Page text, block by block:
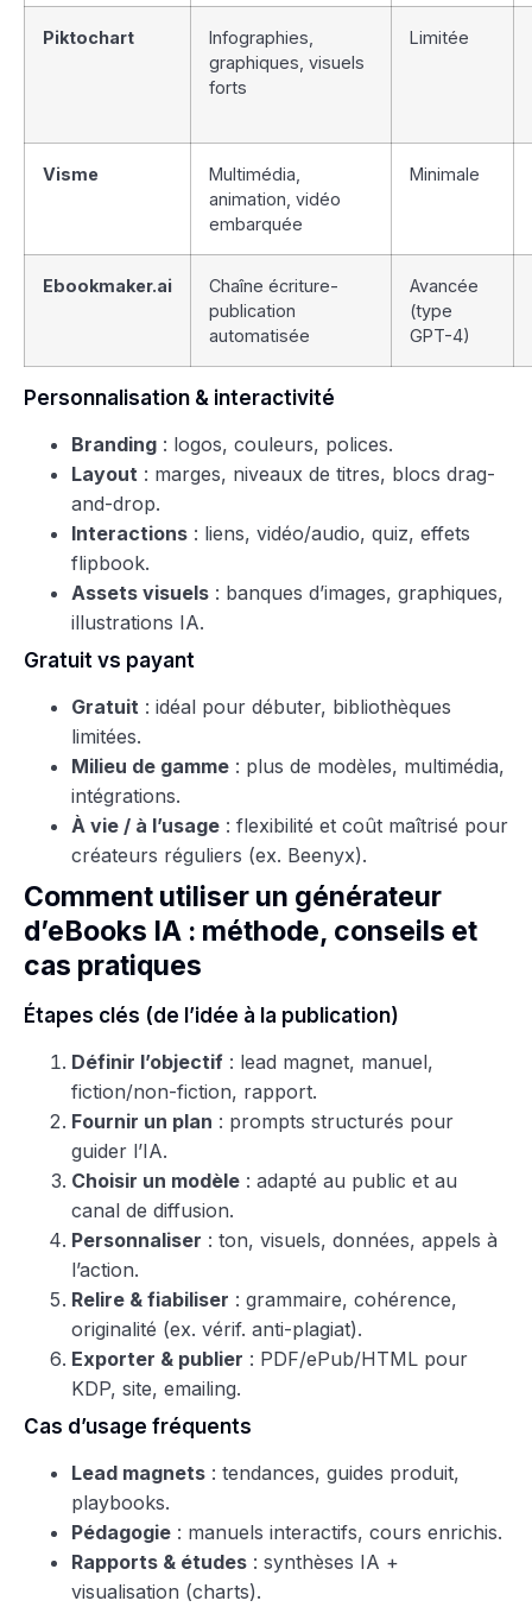
Piktochart
Infographies,
graphiques, visuels
forts
Limitée
Visme
Multimédia,
animation, vidéo
embarquée
Minimale
Ebookmaker.ai
Chaîne écriture-
publication
automatisée
Avancée
(type
GPT-4)
Personnalisation & interactivité
Branding : logos, couleurs, polices.
Layout : marges, niveaux de titres, blocs drag-
and-drop.
Interactions : liens, vidéo/audio, quiz, effets
flipbook.
Assets visuels : banques d’images, graphiques,
illustrations IA.
Gratuit vs payant
Gratuit : idéal pour débuter, bibliothèques
limitées.
Milieu de gamme : plus de modèles, multimédia,
intégrations.
À vie / à l’usage : flexibilité et coût maîtrisé pour
créateurs réguliers (ex. Beenyx).
Comment utiliser un générateur
d’eBooks IA : méthode, conseils et
cas pratiques
Étapes clés (de l’idée à la publication)
Définir l’objectif : lead magnet, manuel,
fiction/non-fiction, rapport.
Fournir un plan : prompts structurés pour
guider l’IA.
Choisir un modèle : adapté au public et au
canal de diffusion.
Personnaliser : ton, visuels, données, appels à
l’action.
Relire & fiabiliser : grammaire, cohérence,
originalité (ex. vérif. anti-plagiat).
Exporter & publier : PDF/ePub/HTML pour
KDP, site, emailing.
Cas d’usage fréquents
Lead magnets : tendances, guides produit,
playbooks.
Pédagogie : manuels interactifs, cours enrichis.
Rapports & études : synthèses IA +
visualisation (charts).